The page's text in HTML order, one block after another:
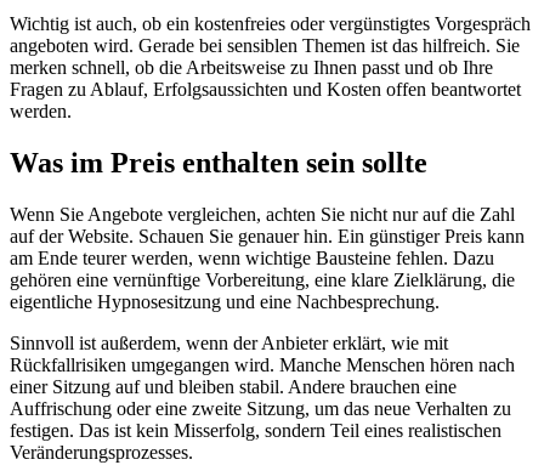
Wichtig ist auch, ob ein kostenfreies oder vergünstigtes Vorgespräch
angeboten wird. Gerade bei sensiblen Themen ist das hilfreich. Sie
merken schnell, ob die Arbeitsweise zu Ihnen passt und ob Ihre
Fragen zu Ablauf, Erfolgsaussichten und Kosten offen beantwortet
werden.
Was im Preis enthalten sein sollte
Wenn Sie Angebote vergleichen, achten Sie nicht nur auf die Zahl
auf der Website. Schauen Sie genauer hin. Ein günstiger Preis kann
am Ende teurer werden, wenn wichtige Bausteine fehlen. Dazu
gehören eine vernünftige Vorbereitung, eine klare Zielklärung, die
eigentliche Hypnosesitzung und eine Nachbesprechung.
Sinnvoll ist außerdem, wenn der Anbieter erklärt, wie mit
Rückfallrisiken umgegangen wird. Manche Menschen hören nach
einer Sitzung auf und bleiben stabil. Andere brauchen eine
Auffrischung oder eine zweite Sitzung, um das neue Verhalten zu
festigen. Das ist kein Misserfolg, sondern Teil eines realistischen
Veränderungsprozesses.